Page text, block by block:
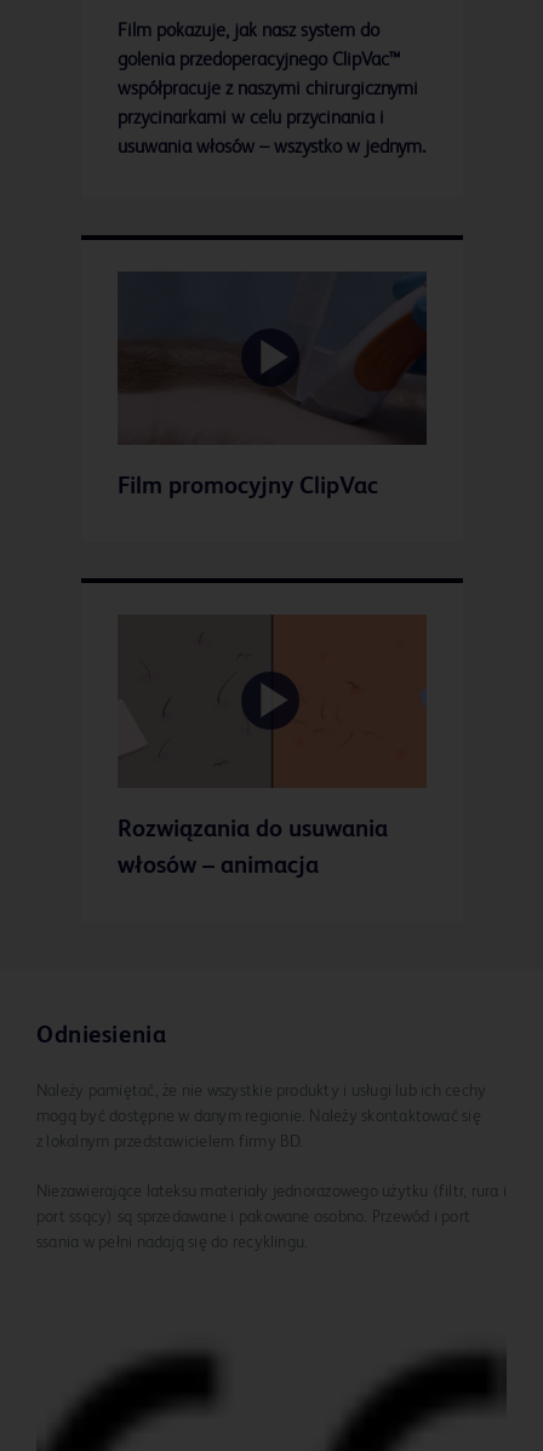
Film pokazuje, jak nasz system do
golenia przedoperacyjnego ClipVac™
współpracuje z naszymi chirurgicznymi
przycinarkami w celu przycinania i
usuwania włosów – wszystko w jednym.
Play
Film promocyjny ClipVac
Video
Rozwiązania do usuwania
włosów – animacja
Odniesienia
Należy pamiętać, że nie wszystkie produkty i usługi lub ich cechy
mogą być dostępne w danym regionie. Należy skontaktować się
z lokalnym przedstawicielem firmy BD.
Niezawierające lateksu materiały jednorazowego użytku (filtr, rura i
port ssący) są sprzedawane i pakowane osobno. Przewód i port
ssania w pełni nadają się do recyklingu.